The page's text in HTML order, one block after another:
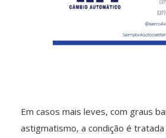
Em casos mais leves, com graus
astigmatismo, a condição é